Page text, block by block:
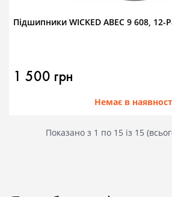
Підшипники WICKED ABEC 9 608, 12-
1 500 грн
Немає в
Показано з 1 по 15 із 15